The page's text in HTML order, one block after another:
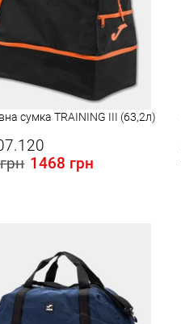
сумка TRAINING III (63,2л)
1468 грн